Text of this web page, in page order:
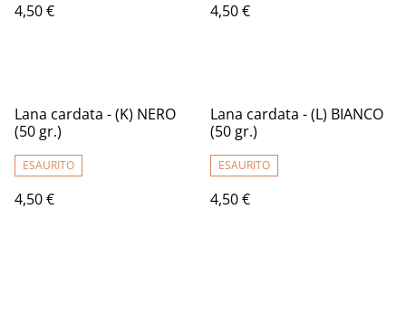
4,50 € 4,50 €
Lana cardata - (K) NERO
(50 gr.)
ESAURITO
4,50 €
Lana cardata - (L) BIANCO
(50 gr.)
ESAURITO
4,50 €